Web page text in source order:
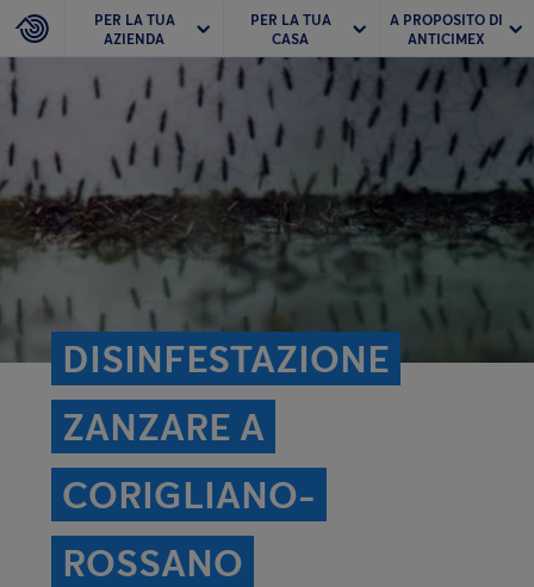
PER LA TUA
AZIENDA
PER LA TUA
CASA
A PROPOSITO DI
ANTICIMEX
DISINFESTAZIONE
ZANZARE A
CORIGLIANO-
ROSSANO